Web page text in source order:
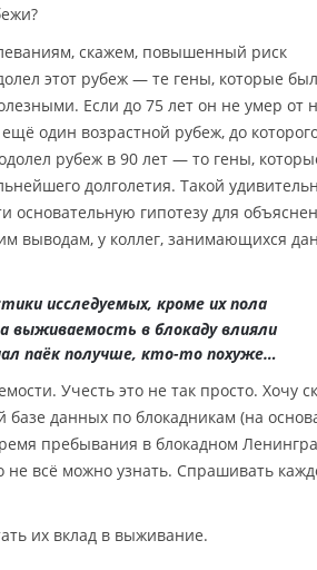
скажем, повышенный риск
этот рубеж — те гены, которые
Если до 75 лет он не умер от
один возрастной рубеж, до
рубеж в 90 лет — то гены,
долголетия. Такой
основательную гипотезу для
выводам, у коллег, занимающихся
исследуемых, кроме их пола
выживаемость в блокаду влияли
паёк получше, кто-то похуже…
Учесть это не так просто. Хочу
данных по блокадникам (на
пребывания в блокадном
всё можно узнать. Спрашивать
их вклад в выживание.